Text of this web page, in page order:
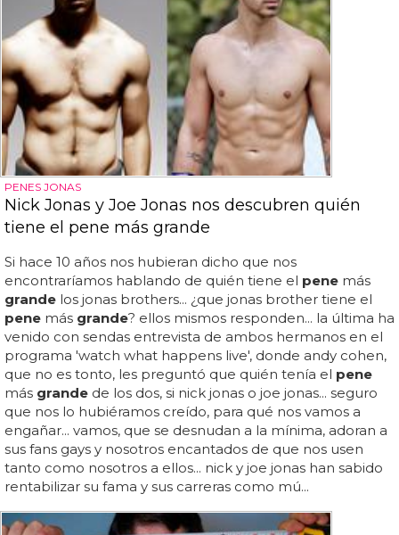
PENES JONAS
Nick Jonas y Joe Jonas nos descubren quién
tiene el pene más grande
Si hace 10 años nos hubieran dicho que nos
encontraríamos hablando de quién tiene el pene más
grande los jonas brothers... ¿que jonas brother tiene el
pene más grande? ellos mismos responden... la última ha
venido con sendas entrevista de ambos hermanos en el
programa 'watch what happens live', donde andy cohen,
que no es tonto, les preguntó que quién tenía el pene
más grande de los dos, si nick jonas o joe jonas... seguro
que nos lo hubiéramos creído, para qué nos vamos a
engañar... vamos, que se desnudan a la mínima, adoran a
sus fans gays y nosotros encantados de que nos usen
tanto como nosotros a ellos... nick y joe jonas han sabido
rentabilizar su fama y sus carreras como mú...